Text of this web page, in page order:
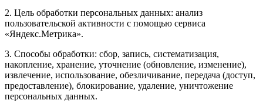
2. Цель обработки персональных данных: анализ
пользовательской активности с помощью сервиса
«Яндекс.Метрика».
3. Способы обработки: сбор, запись, систематизация,
накопление, хранение, уточнение (обновление, изменение),
извлечение, использование, обезличивание, передача (доступ,
предоставление), блокирование, удаление, уничтожение
персональных данных.